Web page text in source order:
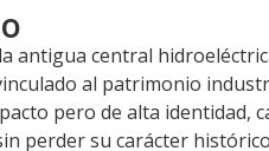
antigua central
al patrimonio
pero de alta identidad,
perder su carácter